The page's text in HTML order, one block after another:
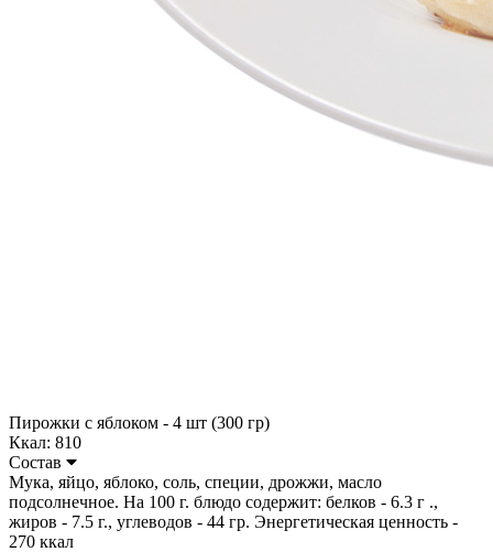
Пирожки с яблоком - 4 шт (300 гр)
Ккал: 810
Состав
Мука, яйцо, яблоко, соль, специи, дрожжи, масло
подсолнечное. На 100 г. блюдо содержит: белков - 6.3 г .,
жиров - 7.5 г., углеводов - 44 гр. Энергетическая ценность -
270 ккал